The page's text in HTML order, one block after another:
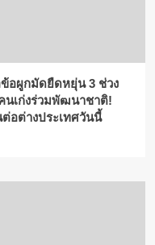
อผูกมัดยืดหยุ่น 3 ช่วง
นเก่งร่วมพัฒนาชาติ!
อต่างประเทศวันนี้